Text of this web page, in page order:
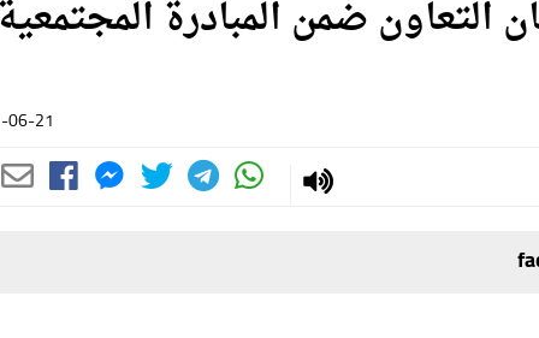
التعاون ضمن المبادرة
06-21